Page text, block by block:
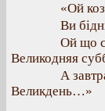
«Ой
Ви
Ой що
Великодняя
А
Великдень…»